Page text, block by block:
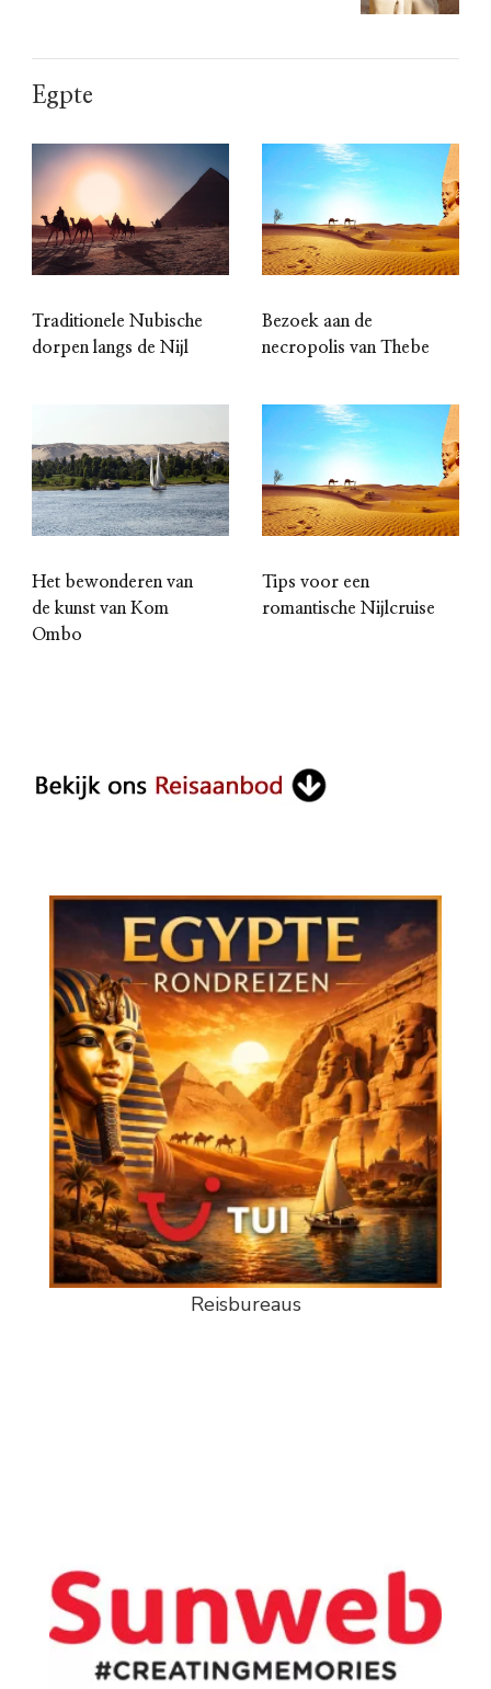
Egpte
Traditionele Nubische
dorpen langs de Nijl
Bezoek aan de
necropolis van Thebe
Het bewonderen van
de kunst van Kom
Ombo
Tips voor een
romantische Nijlcruise
Reisbureaus